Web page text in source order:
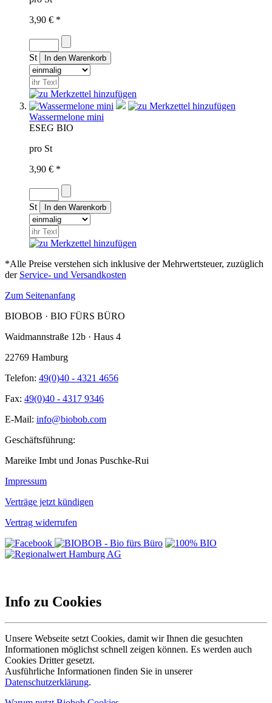
3,90 € *
St
Wassermelone mini
ESEG BIO
pro St
3,90 € *
St
*Alle Preise verstehen sich inklusive der Mehrwertsteuer, zuzüglich
der Service- und Versandkosten
Zum Seitenanfang
BIOBOB · BIO FÜRS BÜRO
Waidmannstraße 12b · Haus 4
22769 Hamburg
Telefon: 49(0)40 - 4321 4656
Fax: 49(0)40 - 4317 9346
E-Mail: info@biobob.com
Geschäftsführung:
Mareike Imbt und Jonas Puschke-Rui
Impressum
Verträge jetzt kündigen
Vertrag widerrufen
Info zu Cookies
Unsere Webseite setzt Cookies, damit wir Ihnen die gesuchten
Informationen möglichst schnell zeigen können. Es werden auch
Cookies Dritter gesetzt.
Ausführliche Informationen finden Sie in unserer
Datenschutzerklärung.